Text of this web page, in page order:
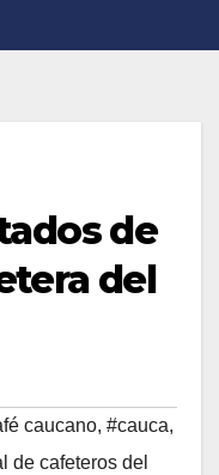
de
del
caucano, #cauca,
de cafeteros del